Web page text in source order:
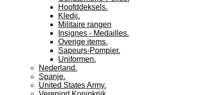
Hoofddeksels.
Kledij.
Militaire rangen
Insignes - Medailles.
Overige items.
Sapeurs-Pompier.
Uniformen.
Nederland.
Spanje.
United States Army.